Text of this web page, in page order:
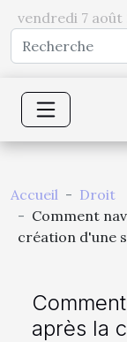
vendredi 7 août
Accueil
Droit
Comment
création d'une
après la